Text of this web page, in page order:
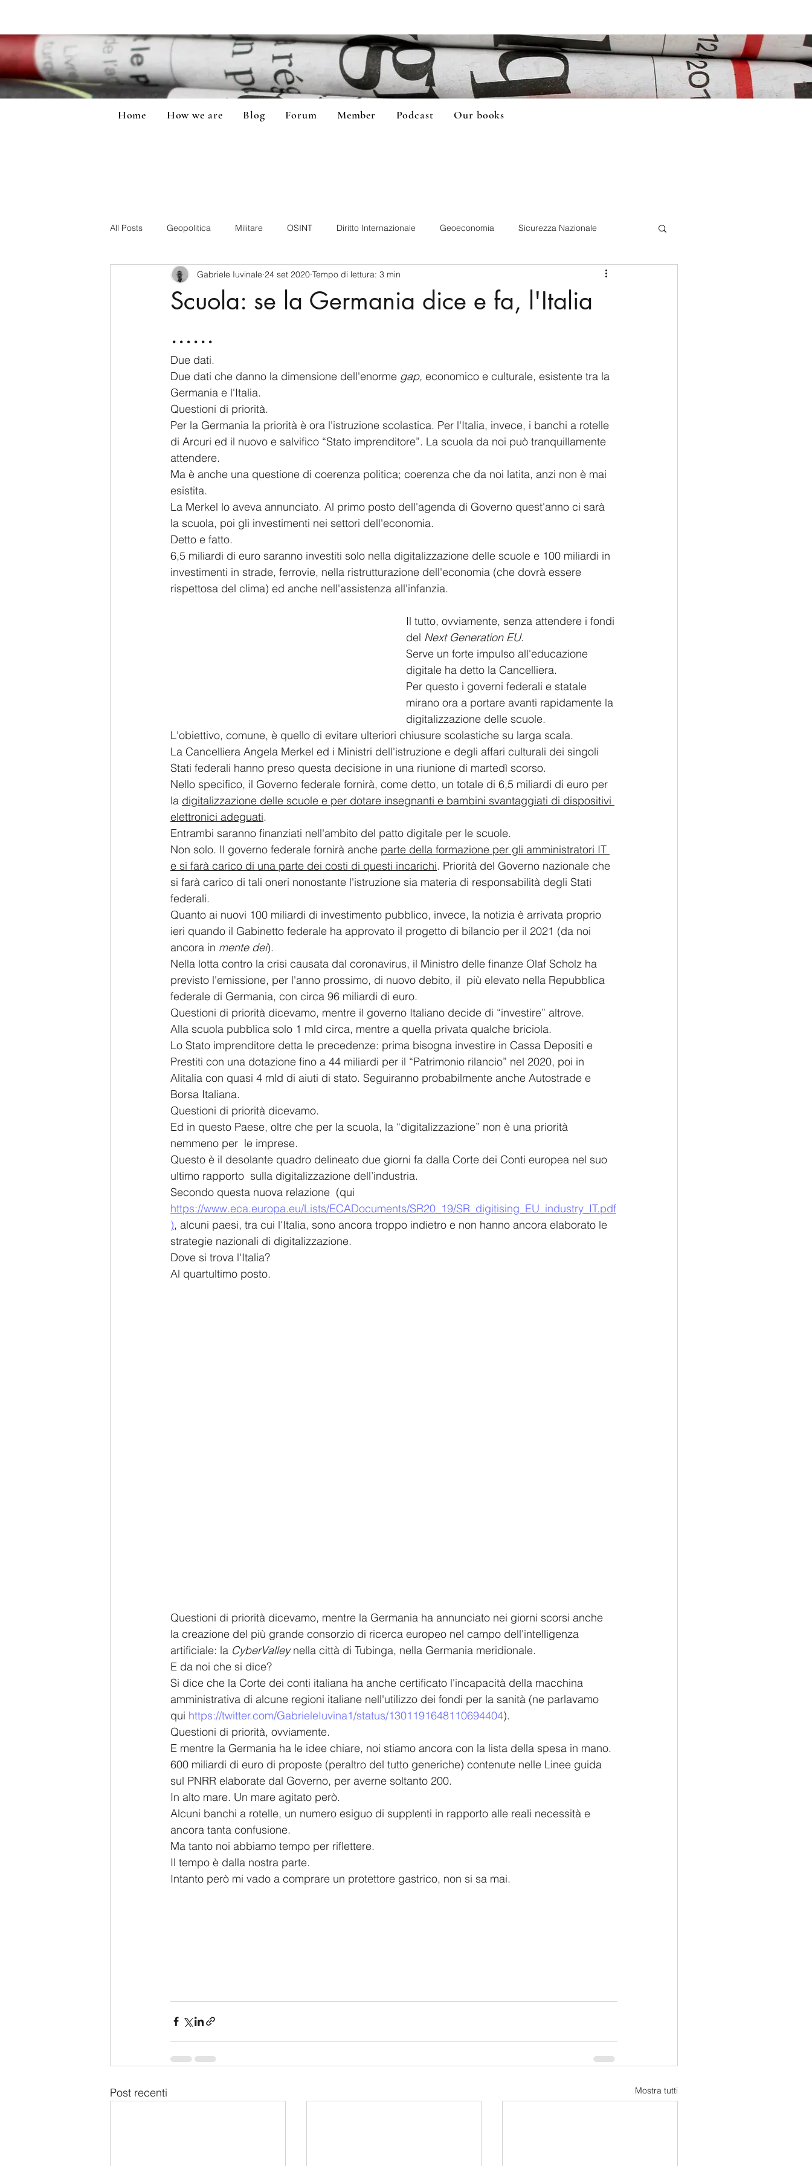
Home How we are Blog Forum Member Podcast Our books
All Posts Geopolitica Militare OSINT Diritto Internazionale Geoeconomia Sicurezza Nazionale
CyberSecurity Information Tecnology America-Latina e Caraibi (LAC)
Australia Germania Europa Covid-19 Taiwan Asia centrale Perù Alaska
Polo Nord
Scuola: se la Germania dice e fa, l'Italia
......
Gabriele Iuvinale 24 set 2020 Tempo di lettura: 3 min
Due dati.
Due dati che danno la dimensione dell'enorme gap, economico e culturale, esistente tra la
Germania e l'Italia.
Questioni di priorità.
Per la Germania la priorità è ora l'istruzione scolastica. Per l'Italia, invece, i banchi a rotelle
di Arcuri ed il nuovo e salvifico “Stato imprenditore”. La scuola da noi può tranquillamente
attendere.
Ma è anche una questione di coerenza politica; coerenza che da noi latita, anzi non è mai
esistita.
La Merkel lo aveva annunciato. Al primo posto dell'agenda di Governo quest'anno ci sarà
la scuola, poi gli investimenti nei settori dell'economia.
Detto e fatto.
6,5 miliardi di euro saranno investiti solo nella digitalizzazione delle scuole e 100 miliardi in
investimenti in strade, ferrovie, nella ristrutturazione dell'economia (che dovrà essere
rispettosa del clima) ed anche nell'assistenza all'infanzia.
Il tutto, ovviamente, senza attendere i fondi
del Next Generation EU.
Serve un forte impulso all'educazione
digitale ha detto la Cancelliera.
Per questo i governi federali e statale
mirano ora a portare avanti rapidamente la
digitalizzazione delle scuole.
L'obiettivo, comune, è quello di evitare ulteriori chiusure scolastiche su larga scala.
La Cancelliera Angela Merkel ed i Ministri dell'istruzione e degli affari culturali dei singoli
Stati federali hanno preso questa decisione in una riunione di martedì scorso.
Nello specifico, il Governo federale fornirà, come detto, un totale di 6,5 miliardi di euro per
la digitalizzazione delle scuole e per dotare insegnanti e bambini svantaggiati di dispositivi
elettronici adeguati.
Entrambi saranno finanziati nell'ambito del patto digitale per le scuole.
Non solo. Il governo federale fornirà anche parte della formazione per gli amministratori IT
e si farà carico di una parte dei costi di questi incarichi. Priorità del Governo nazionale che
si farà carico di tali oneri nonostante l'istruzione sia materia di responsabilità degli Stati
federali.
Quanto ai nuovi 100 miliardi di investimento pubblico, invece, la notizia è arrivata proprio
ieri quando il Gabinetto federale ha approvato il progetto di bilancio per il 2021 (da noi
ancora in mente dei).
Nella lotta contro la crisi causata dal coronavirus, il Ministro delle finanze Olaf Scholz ha
previsto l'emissione, per l'anno prossimo, di nuovo debito, il  più elevato nella Repubblica
federale di Germania, con circa 96 miliardi di euro.
Questioni di priorità dicevamo, mentre il governo Italiano decide di “investire” altrove.
Alla scuola pubblica solo 1 mld circa, mentre a quella privata qualche briciola.
Lo Stato imprenditore detta le precedenze: prima bisogna investire in Cassa Depositi e
Prestiti con una dotazione fino a 44 miliardi per il “Patrimonio rilancio” nel 2020, poi in
Alitalia con quasi 4 mld di aiuti di stato. Seguiranno probabilmente anche Autostrade e
Borsa Italiana.
Questioni di priorità dicevamo.
Ed in questo Paese, oltre che per la scuola, la “digitalizzazione” non è una priorità
nemmeno per  le imprese.
Questo è il desolante quadro delineato due giorni fa dalla Corte dei Conti europea nel suo
ultimo rapporto  sulla digitalizzazione dell’industria.
Secondo questa nuova relazione  (qui
https://www.eca.europa.eu/Lists/ECADocuments/SR20_19/SR_digitising_EU_industry_IT.pdf
), alcuni paesi, tra cui l'Italia, sono ancora troppo indietro e non hanno ancora elaborato le
strategie nazionali di digitalizzazione.
Dove si trova l'Italia?
Al quartultimo posto.
Questioni di priorità dicevamo, mentre la Germania ha annunciato nei giorni scorsi anche
la creazione del più grande consorzio di ricerca europeo nel campo dell'intelligenza
artificiale: la Cyber​​Valley nella città di Tubinga, nella Germania meridionale.
E da noi che si dice?
Si dice che la Corte dei conti italiana ha anche certificato l'incapacità della macchina
amministrativa di alcune regioni italiane nell'utilizzo dei fondi per la sanità (ne parlavamo
qui https://twitter.com/GabrieleIuvina1/status/1301191648110694404).
Questioni di priorità, ovviamente.
E mentre la Germania ha le idee chiare, noi stiamo ancora con la lista della spesa in mano.
600 miliardi di euro di proposte (peraltro del tutto generiche) contenute nelle Linee guida
sul PNRR elaborate dal Governo, per averne soltanto 200.
In alto mare. Un mare agitato però.
Alcuni banchi a rotelle, un numero esiguo di supplenti in rapporto alle reali necessità e
ancora tanta confusione.
Ma tanto noi abbiamo tempo per riflettere.
Il tempo è dalla nostra parte.
Intanto però mi vado a comprare un protettore gastrico, non si sa mai.
Post recenti Mostra tutti